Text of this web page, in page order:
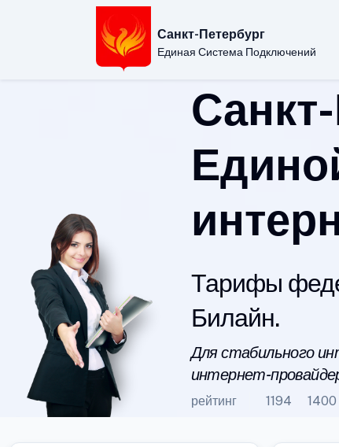
Санкт-Петербург
Единая Система Подключений
Тарифы
Билайн.
Для стабильного
интернет-
рейтинг 1194 1400